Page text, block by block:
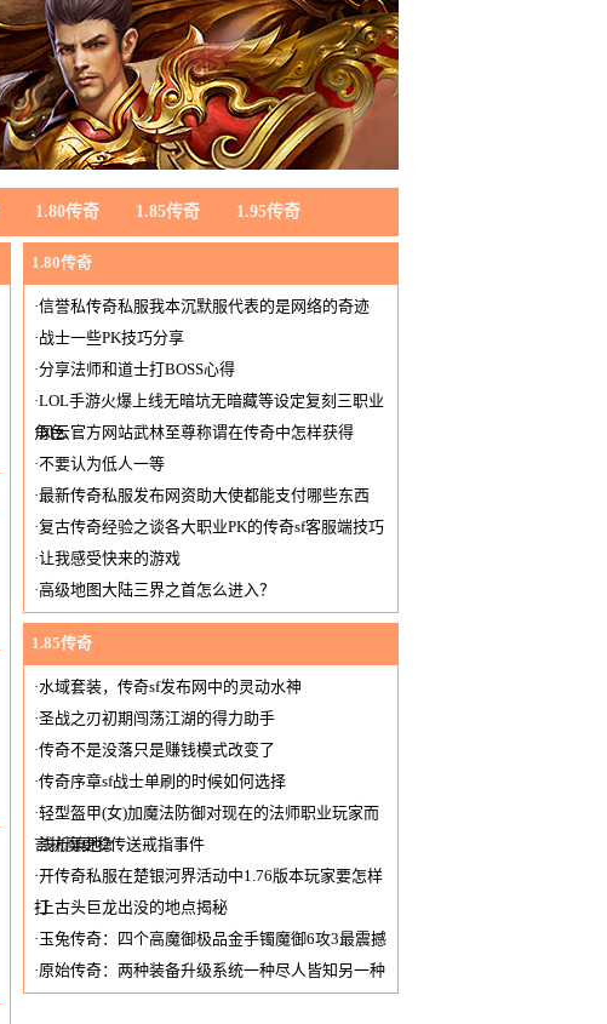
1.80传奇 1.85传奇 1.95传奇
1.80传奇
·信誉私传奇私服我本沉默服代表的是网络的奇迹
·战士一些PK技巧分享
·分享法师和道士打BOSS心得
·LOL手游火爆上线无暗坑无暗藏等设定复刻三职业
角色
·风云官方网站武林至尊称谓在传奇中怎样获得
·不要认为低人一等
·最新传奇私服发布网资助大使都能支付哪些东西
·复古传奇经验之谈各大职业PK的传奇sf客服端技巧
·让我感受快来的游戏
·高级地图大陆三界之首怎么进入？
1.85传奇
·水域套装，传奇sf发布网中的灵动水神
·圣战之刃初期闯荡江湖的得力助手
·传奇不是没落只是赚钱模式改变了
·传奇序章sf战士单刷的时候如何选择
·轻型盔甲(女)加魔法防御对现在的法师职业玩家而
言抗魔更稳
·浅析滇池2传送戒指事件
·开传奇私服在楚银河界活动中1.76版本玩家要怎样
打
·上古头巨龙出没的地点揭秘
·玉兔传奇：四个高魔御极品金手镯魔御6攻3最震撼
·原始传奇：两种装备升级系统一种尽人皆知另一种